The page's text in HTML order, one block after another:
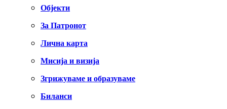
Објекти
За Патронот
Лична карта
Мисија и визија
Згрижуваме и образуваме
Биланси